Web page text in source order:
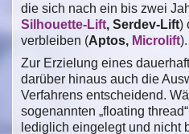
die sich nach ein bis zwei
Silhouette-Lift, Serdev-Lift)
verbleiben (Aptos, Microlift).
Zur Erzielung eines
darüber hinaus auch die
Verfahrens entscheidend.
sogenannten „floating
lediglich eingelegt und nicht